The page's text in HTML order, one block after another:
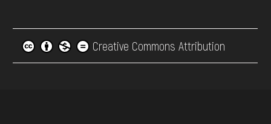
Creative Commons Attribution